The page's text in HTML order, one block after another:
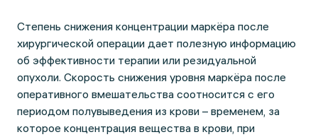
Степень снижения концентрации маркёра после
хирургической операции дает полезную информацию
об эффективности терапии или резидуальной
опухоли. Скорость снижения уровня маркёра после
оперативного вмешательства соотносится с его
периодом полувыведения из крови – временем, за
которое концентрация вещества в крови, при